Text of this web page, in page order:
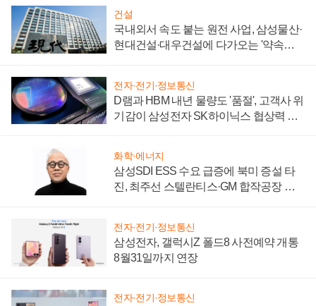
건설
국내외서 속도 붙는 원전 사업, 삼성물산·
현대건설·대우건설에 다가오는 '약속의
전자·전기·정보통신
D램과 HBM 내년 물량도 '품절', 고객사 위
기감이 삼성전자 SK하이닉스 협상력 더
화학·에너지
삼성SDI ESS 수요 급증에 북미 증설 타
진, 최주선 스텔란티스·GM 합작공장 건
전자·전기·정보통신
삼성전자, 갤럭시Z 폴드8 사전예약 개통
8월31일까지 연장
전자·전기·정보통신